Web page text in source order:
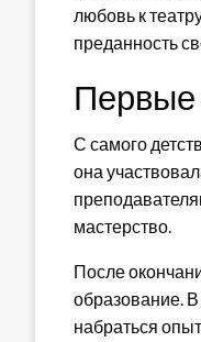
любовь к
преданность
Первые
С самого
она
мастерство.
После
образование. В
набраться